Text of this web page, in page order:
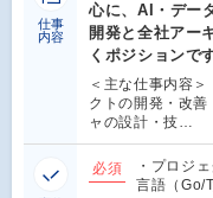
仕事
内容
心に、AI・デー
開発と全社アー
くポジションで
＜主な仕事内容
クトの開発・改
ャの設計・技…
必須
・プロジ
言語（